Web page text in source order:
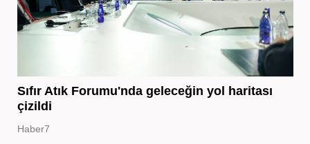
Sıfır Atık Forumu'nda geleceğin yol haritası
çizildi
Haber7